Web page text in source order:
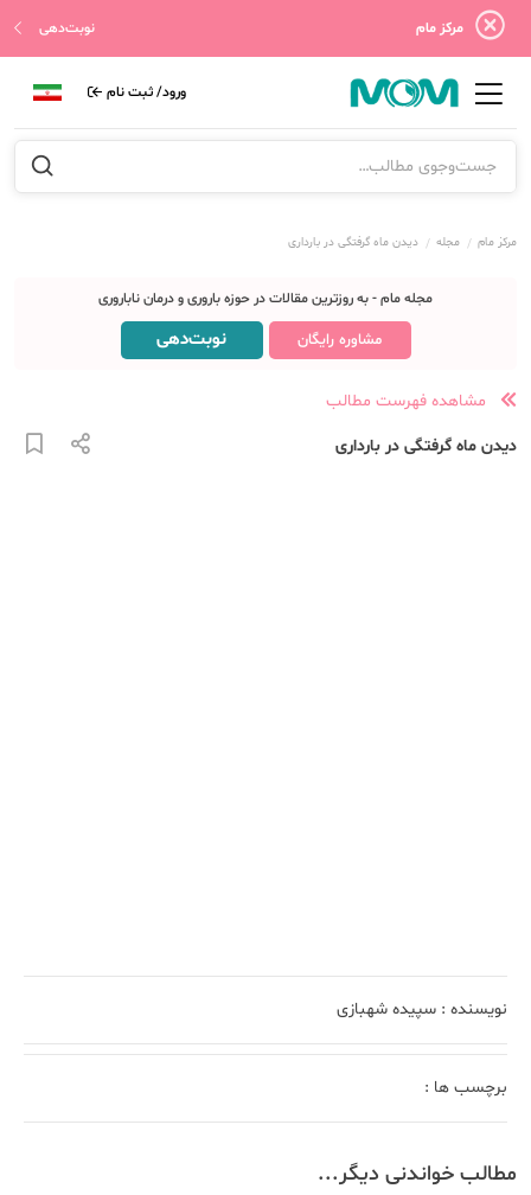
مرکز مام نوبت‌دهی
ورود/ ثبت نام
مرکز مام مجله دیدن ماه گرفتگی در بارداری
مجله مام - به روزترین مقالات در حوزه باروری و درمان ناباروری
مشاوره رایگان نوبت‌دهی
مشاهده فهرست مطالب
دیدن ماه گرفتگی در بارداری
نویسنده : سپیده شهبازی
برچسب ها :
مطالب خواندنی دیگر...